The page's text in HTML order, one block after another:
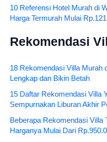
10 Referensi Hotel Murah di
Harga Termurah Mulai
Rekomendasi
18 Rekomendasi Villa Murah
Lengkap dan Bikin Betah
15 Daftar Rekomendasi Villa
Sempurnakan Liburan Akhir
Beberapa Rekomendasi Villa
Harganya Mulai Dari